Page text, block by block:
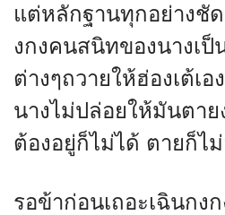
แต่หลักฐานทุกอย่างชัด
งกงคนสนิทของนางเ
ต่างๆถวายให้ฮ่องเต้เ
นางไม่ปล่อยให้มันตา
ต้องอยู่ก็ไม่ได้ ตายก็ไ
รอข้าก่อนเถอะเฉินกงก